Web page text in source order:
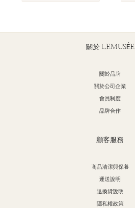
關於 LEMUSÉE
關於品牌
關於公司企業
會員制度
品牌合作
顧客服務
商品清潔與保養
運送說明
退換貨說明
隱私權政策